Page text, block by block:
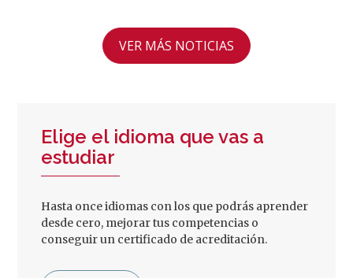
VER MÁS NOTICIAS
Elige el idioma que vas a
estudiar
Hasta once idiomas con los que podrás aprender
desde cero, mejorar tus competencias o
conseguir un certificado de acreditación.